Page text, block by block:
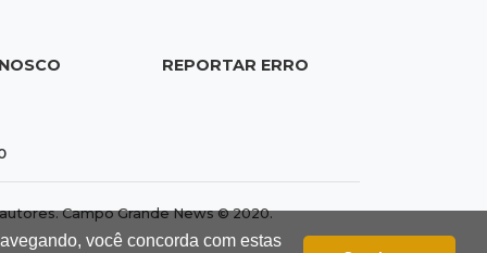
você concorda com estas
temporada reprodutiva no Pantanal
contabilizam prejuízos e buscam
ressarcimento
REPORTAR ERRO
Campo Grande News © 2020.